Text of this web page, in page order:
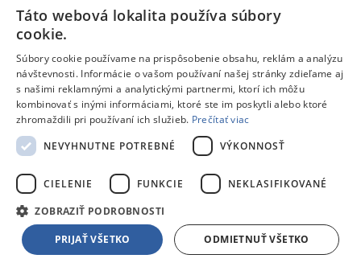
Doprava zdarma
Na objednávku
Zľava Klubu: Bežná cena: -2,28 €
Porovnať
111767
Dosky na krájanie
Tescoma PRESTO- Krájacia doska PRESTO 26 x 16 cm
Vynikajúca na krájanie a servírovanie pokrmov, určená na
každodenné intenzívne požitie. Vyrobená z prvotriedneho odolného
Táto webová lokalita používa súbory
cookie.
Súbory cookie používame na prispôsobenie obsahu, reklám a analýzu
návštevnosti. Informácie o vašom používaní našej stránky zdieľame aj
s našimi reklamnými a analytickými partnermi, ktorí ich môžu
kombinovať s inými informáciami, ktoré ste im poskytli alebo ktoré
zhromaždili pri používaní ich služieb. Prečítať viac
NEVYHNUTNE POTREBNÉ
VÝKONNOSŤ
CIELENIE FUNKCIE NEKLASIFIKOVANÉ
ZOBRAZIŤ PODROBNOSTI
PRIJAŤ VŠETKO ODMIETNUŤ VŠETKO